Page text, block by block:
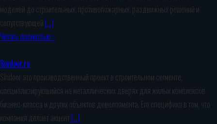
моделей до строительных, противопожарных, раздвижных решений и
сопутствующей[…]
Читать полностью >
Sindoor.ru
Sindoor это производственный проект в строительном сегменте,
специализирующийся на металлических дверях для жилых комплексов
бизнес-класса и других объектов девелопмента. Его специфика в том, что
компания делает акцент[…]